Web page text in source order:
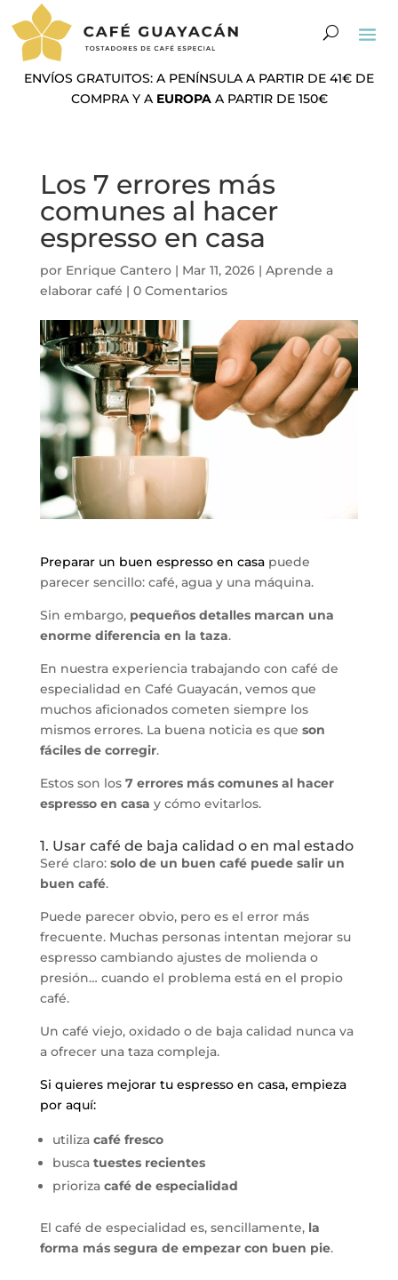
ENVÍOS GRATUITOS: A PENÍNSULA A PARTIR DE 41€ DE
COMPRA Y A EUROPAA PARTIR DE 150€
Los 7 errores más
comunes al hacer
espresso en casa
por Enrique Cantero| Mar 11, 2026| Aprende a
elaborar café | 0 Comentarios
Preparar un buen espresso en casapuede
parecer sencillo: café, agua y una máquina.
Sin embargo, pequeños detalles marcan una
enorme diferencia en la taza.
En nuestra experiencia trabajando con café de
especialidad en Café Guayacán, vemos que
muchos aficionados cometen siempre los
mismos errores. La buena noticia es que son
fáciles de corregir.
Estos son los 7 errores más comunes al hacer
espresso en casa y cómo evitarlos.
1. Usar café de baja calidad o en mal estado
Seré claro: solo de un buen café puede salir un
buen café.
Puede parecer obvio, pero es el error más
frecuente. Muchas personas intentan mejorar su
espresso cambiando ajustes de molienda o
presión… cuando el problema está en el propio
café.
Un café viejo, oxidado o de baja calidad nunca va
a ofrecer una taza compleja.
Si quieres mejorar tu espresso en casa, empieza
por aquí:
utiliza café fresco
busca tuestes recientes
prioriza café de especialidad
El café de especialidad es, sencillamente, la
forma más segura de empezar con buen pie.